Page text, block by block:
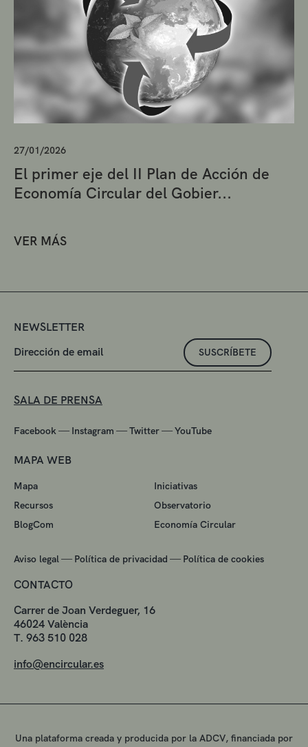
27/01/2026
El primer eje del II Plan de Acción de
Economía Circular del Gobier...
VER MÁS
NEWSLETTER
SUSCRÍBETE
SALA DE PRENSA
Facebook — Instagram —Twitter—YouTube
MAPA WEB
Mapa
Iniciativas
Recursos
Observatorio
BlogCom
Economía Circular
Aviso legal — Política de privacidad — Política de cookies
CONTACTO
Carrer de Joan Verdeguer, 16
46024 València
T. 963 510 028
info@encircular.es
Una plataforma creada y producida por la ADCV, financiada por